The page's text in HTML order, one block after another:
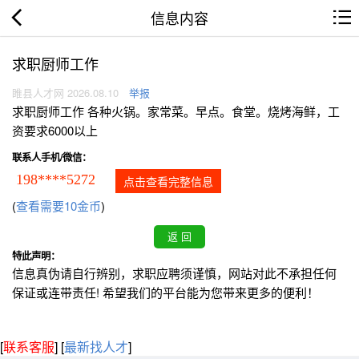
信息内容
求职厨师工作
睢县人才网 2026.08.10 举报
求职厨师工作 各种火锅。家常菜。早点。食堂。烧烤海鲜，工
资要求6000以上
联系人手机/微信：
198****5272 点击查看完整信息
(查看需要10金币)
特此声明：
信息真伪请自行辨别，求职应聘须谨慎，网站对此不承担任何
保证或连带责任! 希望我们的平台能为您带来更多的便利！
[联系客服] [最新找人才]